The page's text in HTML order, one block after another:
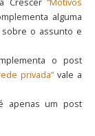
alguma
o assunto e
o post
privada”vale a
apenas um post